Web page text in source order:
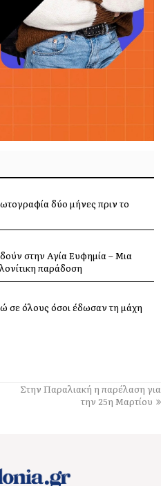
δύο μήνες πριν το
στην Αγία Ευφημία – Μια
παράδοση
σε όλους όσοι έδωσαν τη μάχη
τραγουδά στο
Στην Παραλιακή η παρέλαση για
την 25η Μαρτίου